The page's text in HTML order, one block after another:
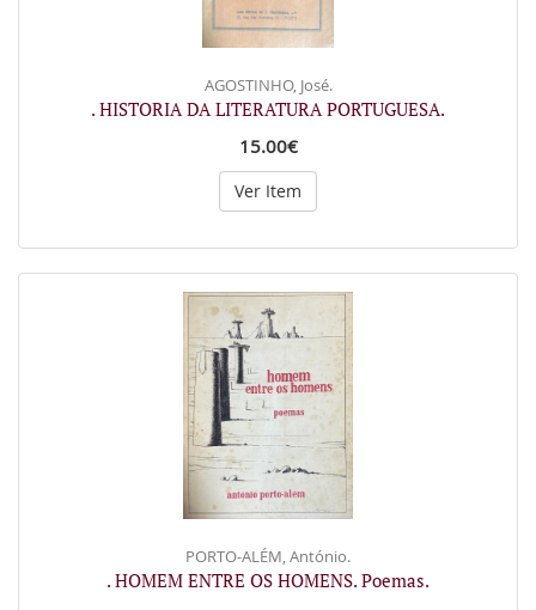
AGOSTINHO, José.
. HISTORIA DA LITERATURA PORTUGUESA.
15.00€
Ver Item
PORTO-ALÉM, António.
. HOMEM ENTRE OS HOMENS. Poemas.